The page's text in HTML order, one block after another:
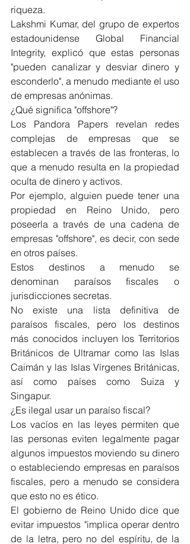
riqueza.
Lakshmi Kumar, del grupo de expertos
estadounidense Global Financial
Integrity, explicó que estas personas
"pueden canalizar y desviar dinero y
esconderlo", a menudo mediante el uso
de empresas anónimas.
¿Qué significa "offshore"?
Los Pandora Papers revelan redes
complejas de empresas que se
establecen a través de las fronteras, lo
que a menudo resulta en la propiedad
oculta de dinero y activos.
Por ejemplo, alguien puede tener una
propiedad en Reino Unido, pero
poseerla a través de una cadena de
empresas "offshore", es decir, con sede
en otros países.
Estos destinos a menudo se
denominan paraísos fiscales o
jurisdicciones secretas.
No existe una lista definitiva de
paraísos fiscales, pero los destinos
más conocidos incluyen los Territorios
Británicos de Ultramar como las Islas
Caimán y las Islas Vírgenes Británicas,
así como países como Suiza y
Singapur.
¿Es ilegal usar un paraíso fiscal?
Los vacíos en las leyes permiten que
las personas eviten legalmente pagar
algunos impuestos moviendo su dinero
o estableciendo empresas en paraísos
fiscales, pero a menudo se considera
que esto no es ético.
El gobierno de Reino Unido dice que
evitar impuestos "implica operar dentro
de la letra, pero no del espíritu, de la